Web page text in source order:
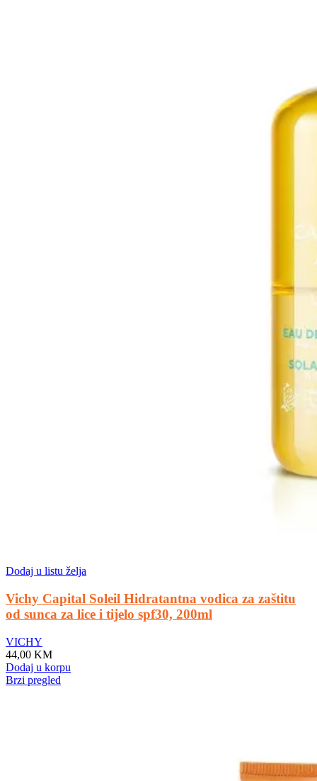
Dodaj u listu želja
Vichy Capital Soleil Hidratantna vodica za zaštitu
od sunca za lice i tijelo spf30, 200ml
VICHY
44,00 KM
Dodaj u korpu
Brzi pregled